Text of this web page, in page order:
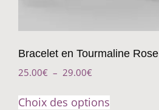
Bracelet en Tourmaline Rose
25.00€ – 29.00€
Choix des options